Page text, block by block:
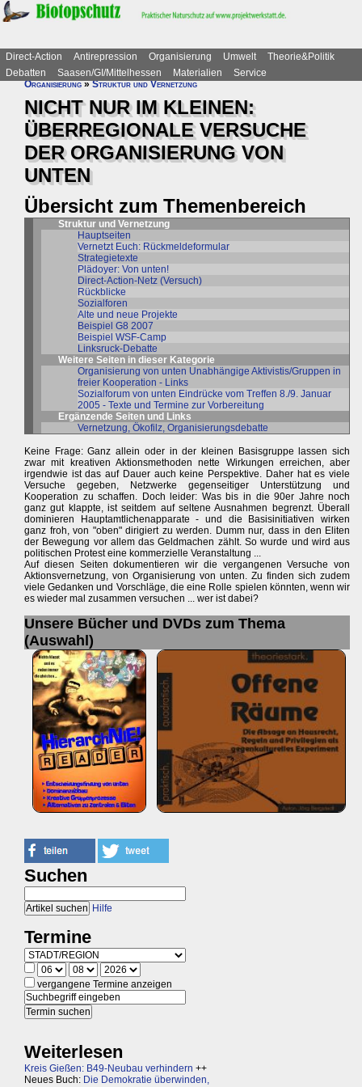
Direct-Action Antirepression Organisierung Umwelt
Theorie&Politik
Debatten
Saasen/GI/Mittelhessen Materialien
Service
Organisierung»Struktur und Vernetzung
NICHT NUR IM KLEINEN:
ÜBERREGIONALE VERSUCHE
DER ORGANISIERUNG VON
UNTEN
Übersicht zum Themenbereich
Struktur und Vernetzung
Hauptseiten
Vernetzt Euch: Rückmeldeformular
Strategietexte
Plädoyer: Von unten!
Direct-Action-Netz (Versuch)
Rückblicke
Sozialforen
Alte und neue Projekte
Beispiel G8 2007
Beispiel WSF-Camp
Linksruck-Debatte
Weitere Seiten in dieser Kategorie
Organisierung von unten Unabhängige Aktivistis/Gruppen in
freier Kooperation - Links
Sozialforum von unten Eindrücke vom Treffen 8./9. Januar
2005 - Texte und Termine zur Vorbereitung
Ergänzende Seiten und Links
Vernetzung, Ökofilz, Organisierungsdebatte
Keine Frage: Ganz allein oder in der kleinen Basisgruppe lassen sich
zwar mit kreativen Aktionsmethoden nette Wirkungen erreichen, aber
irgendwie ist das auf Dauer auch keine Perspektive. Daher hat es viele
Versuche gegeben, Netzwerke gegenseitiger Unterstützung und
Kooperation zu schaffen. Doch leider: Was bis in die 90er Jahre noch
ganz gut klappte, ist seitdem auf seltene Ausnahmen begrenzt. Überall
dominieren Hauptamtlichenapparate - und die Basisinitiativen wirken
ganz froh, von "oben" dirigiert zu werden. Dumm nur, dass in den Eliten
der Bewegung vor allem das Geldmachen zählt. So wurde und wird aus
politischen Protest eine kommerzielle Veranstaltung ...
Auf diesen Seiten dokumentieren wir die vergangenen Versuche von
Aktionsvernetzung, von Organisierung von unten. Zu finden sich zudem
viele Gedanken und Vorschläge, die eine Rolle spielen könnten, wenn wir
es wieder mal zusammen versuchen ... wer ist dabei?
Unsere Bücher und DVDs zum Thema
(Auswahl)
Suchen
Hilfe
Termine
vergangene Termine anzeigen
Weiterlesen
Kreis Gießen: B49-Neubau verhindern ++
Neues Buch: Die Demokratie überwinden,